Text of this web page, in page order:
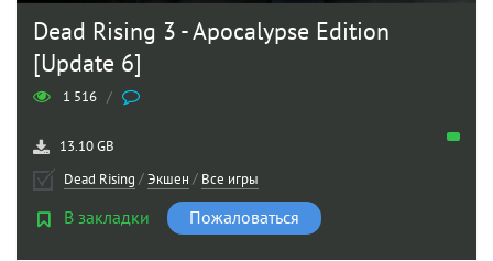
Dead Rising 3 - Apocalypse Edition
[Update 6]
1 516 /
13.10 GB
Dead Rising /Экшен / Все игры
В закладки Пожаловаться